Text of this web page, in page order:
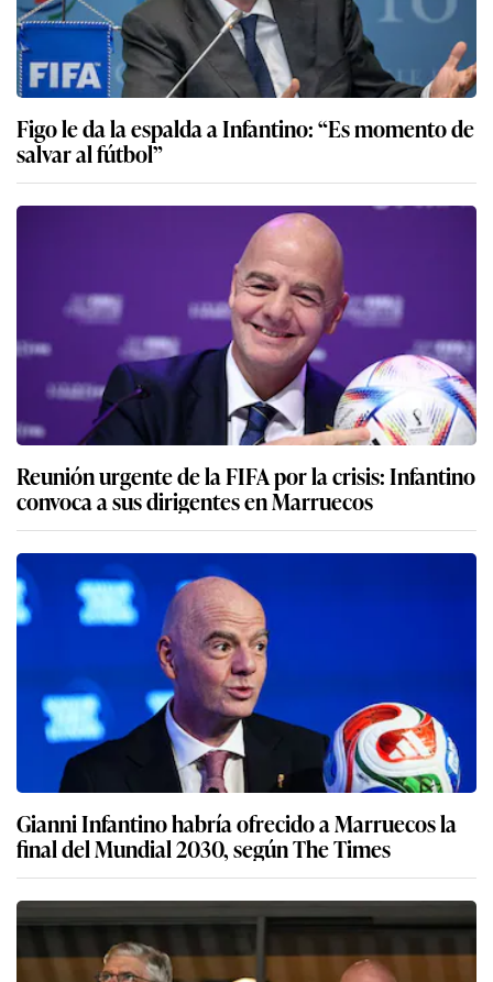
Figo le da la espalda a Infantino: “Es momento de
salvar al fútbol”
Reunión urgente de la FIFA por la crisis: Infantino
convoca a sus dirigentes en Marruecos
Gianni Infantino habría ofrecido a Marruecos la
final del Mundial 2030, según The Times